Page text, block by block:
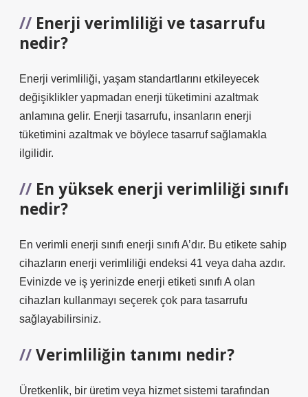
Enerji verimliliği ve tasarrufu
nedir?
Enerji verimliliği, yaşam standartlarını etkileyecek
değişiklikler yapmadan enerji tüketimini azaltmak
anlamına gelir. Enerji tasarrufu, insanların enerji
tüketimini azaltmak ve böylece tasarruf sağlamakla
ilgilidir.
En yüksek enerji verimliliği sınıfı
nedir?
En verimli enerji sınıfı enerji sınıfı A’dır. Bu etikete sahip
cihazların enerji verimliliği endeksi 41 veya daha azdır.
Evinizde ve iş yerinizde enerji etiketi sınıfı A olan
cihazları kullanmayı seçerek çok para tasarrufu
sağlayabilirsiniz.
Verimliliğin tanımı nedir?
Üretkenlik, bir üretim veya hizmet sistemi tarafından